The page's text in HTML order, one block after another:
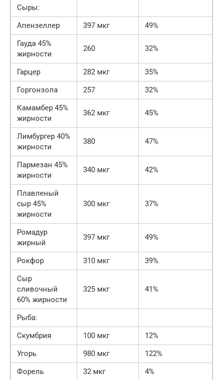
Сыры:
Апензеллер
397 мкг
49%
Гауда 45%
жирности
260 32%
Гарцер 282 мкг
35%
Горгонзола
257
32%
Камамбер 45%
жирности
362 мкг 45%
Лимбургер 40%
жирности
380 47%
Пармезан 45%
жирности
340 мкг 42%
Плавленый
сыр 45%
жирности
300 мкг 37%
Ромадур
жирный
397 мкг 49%
Рокфор 310 мкг
39%
Сыр
сливочный
60% жирности
325 мкг 41%
Рыба:
Скумбрия
100 мкг
12%
Угорь
980 мкг
122%
Форель
32 мкг
4%